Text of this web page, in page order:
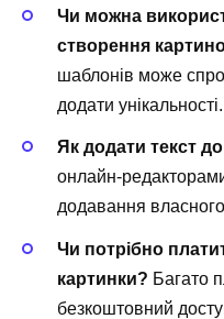
Чи можна
створення
шаблонів може
додати унікальності.
Як додати текст
онлайн-
додавання власного
Чи потрібно
картинки? Багато
безкоштовний